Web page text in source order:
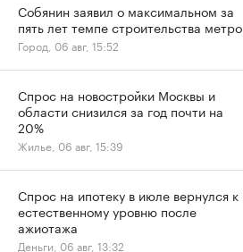
Собянин заявил о максимальном за
пять лет темпе строительства метро
Город, 06 авг, 15:52
Спрос на новостройки Москвы и
области снизился за год почти на
20%
Жилье, 06 авг, 15:39
Спрос на ипотеку в июле вернулся к
естественному уровню после
ажиотажа
Деньги, 06 авг, 13:32